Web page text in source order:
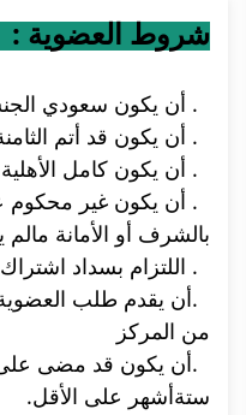
شروط
4. أن يكون غير محكوم
بالشرف أو الأمانة مالم
6.أن يقدم طلب
من المركز
7.أن يكون قد مضى
ستةأشهر على الأقل.